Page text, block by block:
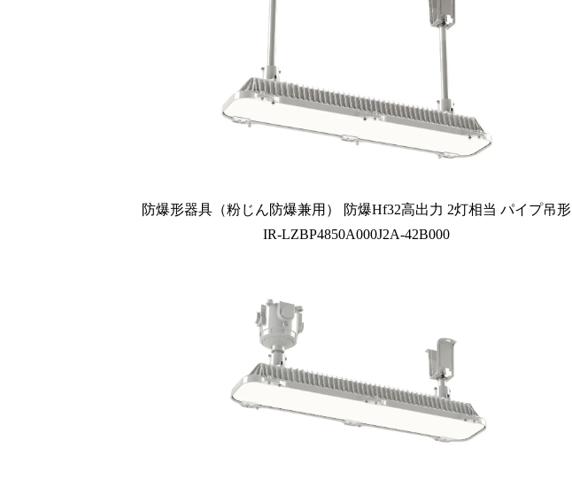
防爆形器具（粉じん防爆兼用） 防爆Hf32高出力 2灯相当 パイプ吊形
IR-LZBP4850A000J2A-42B000